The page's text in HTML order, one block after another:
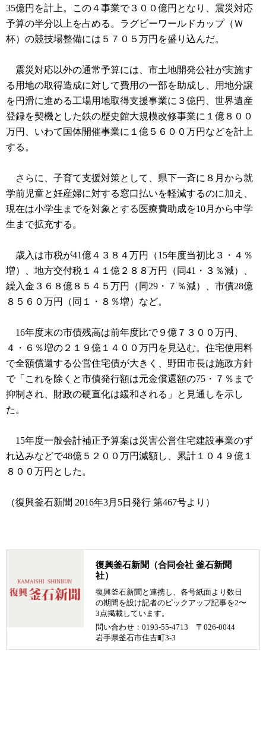
35億円を計上。この４事業で３００億円となり、震災対応
予算の半分以上を占める。ラグビーワールドカップ（Ｗ
杯）の競技場整備には５７０５万円を盛り込んだ。
震災対応以外の通常予算には、市土地開発公社が実施す
る用地の取得造成に対して費用の一部を助成し、用地分譲
を円滑に進める工場用地取得支援事業に３億円、世界遺産
登録を契機とした鉄の歴史館大規模改修事業に１億８００
万円、いわて国体開催事業に１億５６００万円などを計上
する。
さらに、子育て支援対策として、県下一斉に８月から就
学前児童と妊産婦に対する窓口払いを軽減するのに加え、
現在は小学生までを対象とする医療費助成を10月から中学
生まで拡充する。
歳入は市税が41億４３８４万円（15年度当初比３・４％
増）、地方交付税１４１億２８８万円（同41・３％減）、
繰入金３６８億８５４５万円（同29・７％減）、市債28億
８５６０万円（同１・８％増）など。
16年度末の市債残高は前年度比で９億７３００万円、
４・６％増の２１９億１４００万円を見込む。住宅使用料
で全額償還する公営住宅債が大きく、野田市長は施政方針
で「これを除くと市債発行額は元金償還額の75・７％まで
抑制され、財政の硬直化は緩和される」と見通しを示し
た。
15年度一般会計補正予算案は災害公営住宅建設事業のず
れ込みなどで48億５２００万円減額し、累計１０４９億１
８００万円とした。
（復興釜石新聞 2016年3月5日発行 第467号より）
復興釜石新聞（合同会社 釜石新聞
社）
復興釜石新聞と連携し、各号紙面より数日
の期間を設け記者のピックアップ記事を2〜
3点掲載しています。
問い合わせ：0193-55-4713 〒026-0044
岩手県釜石市住吉町3-3